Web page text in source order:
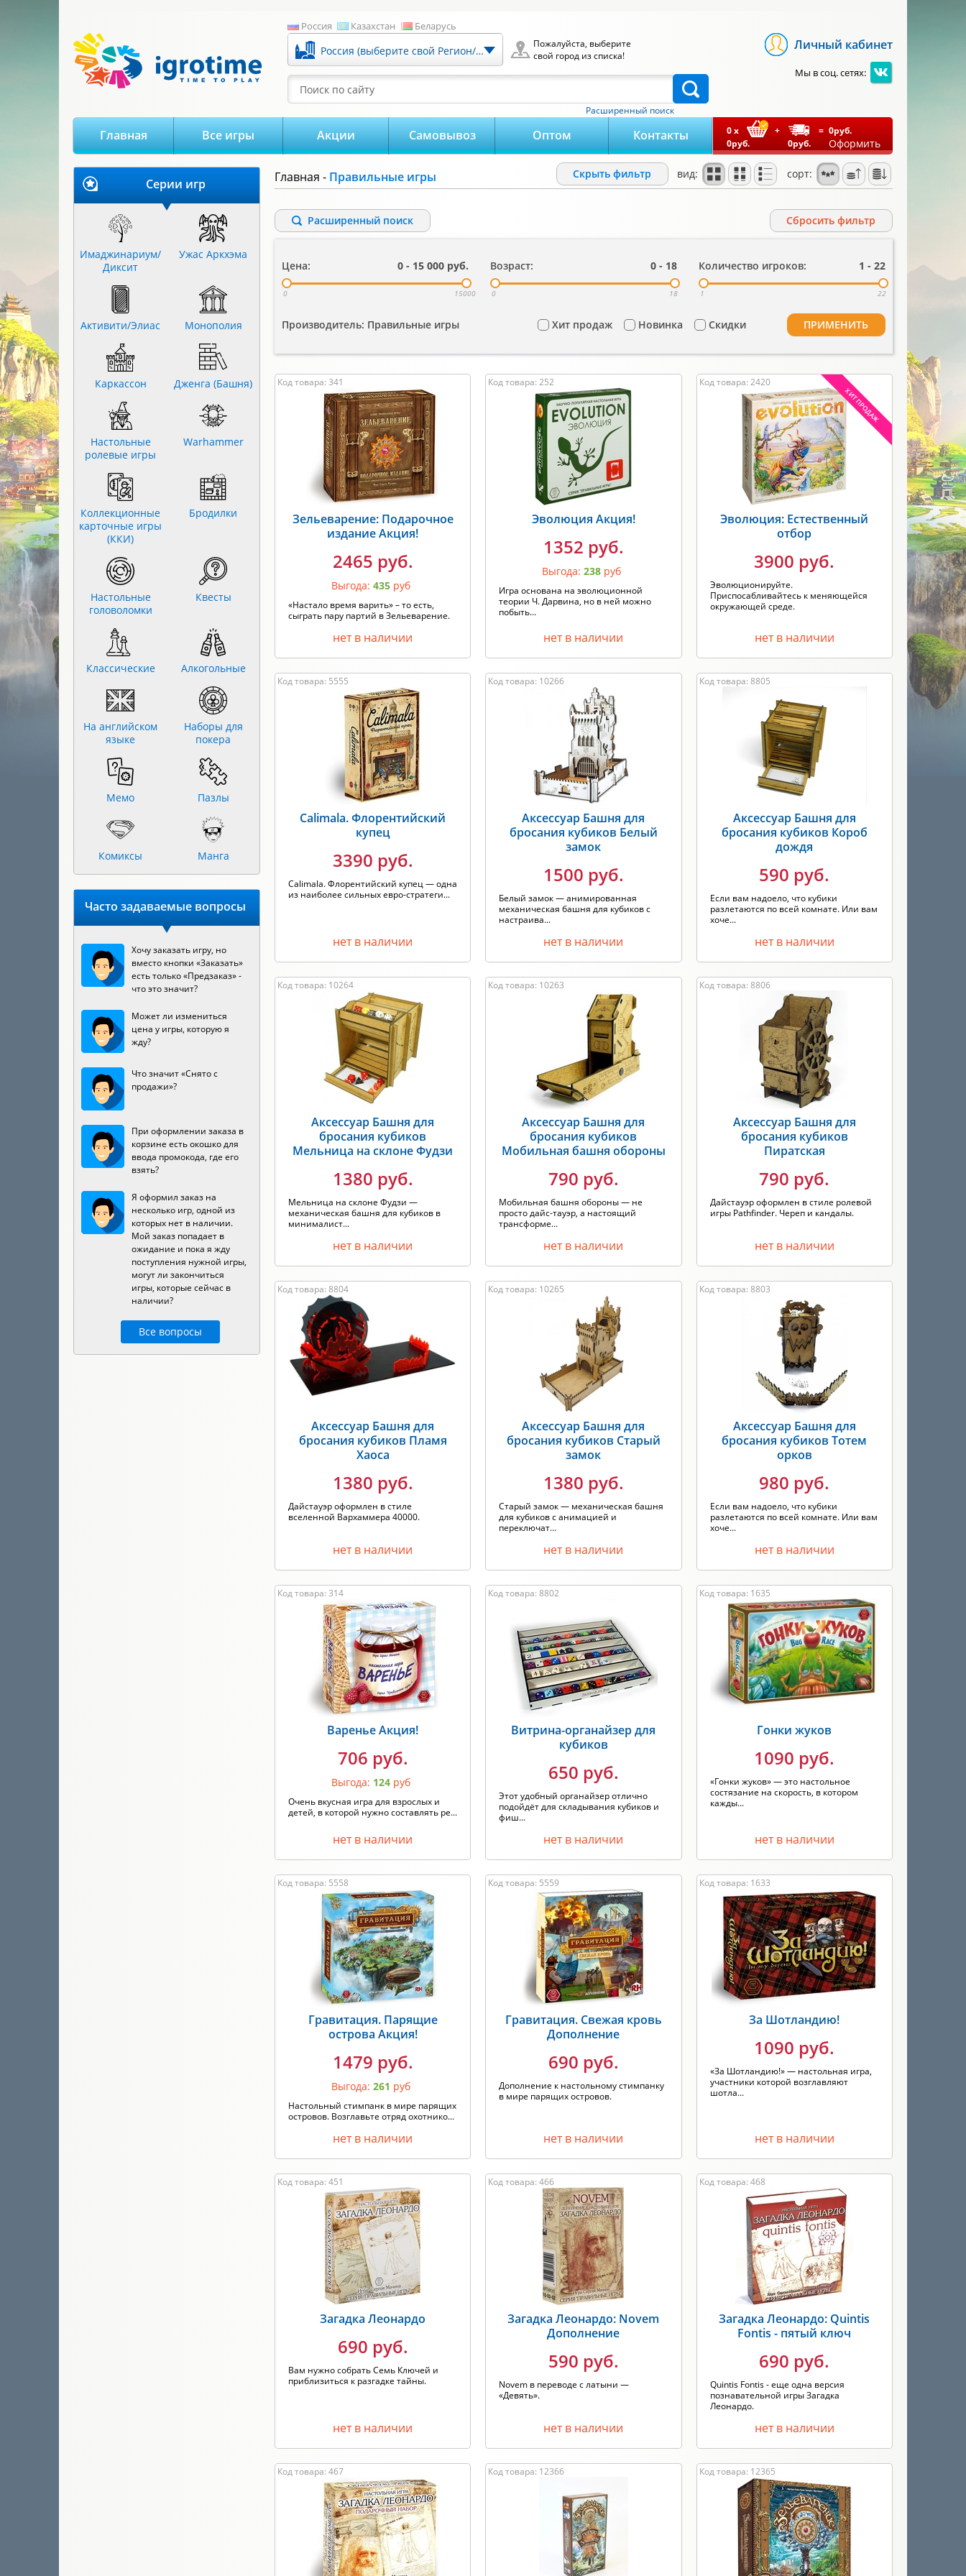
Россия Казахстан Беларусь
Россия (выберите свой Регион/Город)
Пожалуйста, выберите
свой город из списка!
Поиск по сайту
Расширенный поиск
Личный кабинет
Мы в соц. сетях:
Главная Все игры Акции Самовывоз Оптом Контакты 0x
0руб.
+
0руб.
= 0руб.
Оформить
Главная - Правильные игры
Расширенный поиск Cбросить фильтр
Цена: 0 - 15 000 руб.
0 15000
Возраст: 0 - 18
0 18
Количество игроков: 1 - 22
1 22
Хит продаж Новинка Скидки
Производитель: Правильные игры ПРИМЕНИТЬ
Cкрыть фильтр вид: сорт:
Код товара: 341
Зельеварение: Подарочное
издание Акция!
2465 руб.
Выгода: 435руб
«Настало время варить» – то есть,
сыграть пару партий в Зельеварение.
нет в наличии
Код товара: 252
Эволюция Акция!
1352 руб.
Выгода: 238руб
Игра основана на эволюционной
теории Ч. Дарвина, но в ней можно
побыть...
нет в наличии
Код товара: 2420
Эволюция: Естественный
отбор
3900 руб.
Эволюционируйте.
Приспосабливайтесь к меняющейся
окружающей среде.
нет в наличии
Код товара: 5555
Calimala. Флорентийский
купец
3390 руб.
Calimala. Флорентийский купец — одна
из наиболее сильных евро-стратеги...
нет в наличии
Код товара: 10266
Аксессуар Башня для
бросания кубиков Белый
замок
1500 руб.
Белый замок — анимированная
механическая башня для кубиков с
настраива...
нет в наличии
Код товара: 8805
Аксессуар Башня для
бросания кубиков Короб
дождя
590 руб.
Если вам надоело, что кубики
разлетаются по всей комнате. Или вам
хоче...
нет в наличии
Код товара: 10264
Аксессуар Башня для
бросания кубиков
Мельница на склоне Фудзи
1380 руб.
Мельница на склоне Фудзи —
механическая башня для кубиков в
минималист...
нет в наличии
Код товара: 10263
Аксессуар Башня для
бросания кубиков
Мобильная башня обороны
790 руб.
Мобильная башня обороны — не
просто дайс-тауэр, а настоящий
трансформе...
нет в наличии
Код товара: 8806
Аксессуар Башня для
бросания кубиков
Пиратская
790 руб.
Дайстауэр оформлен в стиле ролевой
игры Pathfinder. Череп и кандалы.
нет в наличии
Код товара: 8804
Аксессуар Башня для
бросания кубиков Пламя
Хаоса
1380 руб.
Дайстауэр оформлен в стиле
вселенной Вархаммера 40000.
нет в наличии
Код товара: 10265
Аксессуар Башня для
бросания кубиков Старый
замок
1380 руб.
Старый замок — механическая башня
для кубиков с анимацией и
переключат...
нет в наличии
Код товара: 8803
Аксессуар Башня для
бросания кубиков Тотем
орков
980 руб.
Если вам надоело, что кубики
разлетаются по всей комнате. Или вам
хоче...
нет в наличии
Код товара: 314
Варенье Акция!
706 руб.
Выгода: 124руб
Очень вкусная игра для взрослых и
детей, в которой нужно составлять ре...
нет в наличии
Код товара: 8802
Витрина-органайзер для
кубиков
650 руб.
Этот удобный органайзер отлично
подойдёт для складывания кубиков и
фиш...
нет в наличии
Код товара: 1635
Гонки жуков
1090 руб.
«Гонки жуков» — это настольное
состязание на скорость, в котором
кажды...
нет в наличии
Код товара: 5558
Гравитация. Парящие
острова Акция!
1479 руб.
Выгода: 261 руб
Настольный стимпанк в мире парящих
островов. Возглавьте отряд охотнико...
нет в наличии
Код товара: 5559
Гравитация. Свежая кровь
Дополнение
690 руб.
Дополнение к настольному стимпанку
в мире парящих островов.
нет в наличии
Код товара: 1633
За Шотландию!
1090 руб.
«За Шотландию!» — настольная игра,
участники которой возглавляют
шотла...
нет в наличии
Код товара: 451
Загадка Леонардо
690 руб.
Вам нужно собрать Семь Ключей и
приблизиться к разгадке тайны.
нет в наличии
Код товара: 466
Загадка Леонардо: Novem
Дополнение
590 руб.
Novem в переводе с латыни —
«Девять».
нет в наличии
Код товара: 468
Загадка Леонардо: Quintis
Fontis - пятый ключ
690 руб.
Quintis Fontis - еще одна версия
познавательной игры Загадка
Леонардо.
нет в наличии
Код товара: 467 Код товара: 12366 Код товара: 12365
Серии игр
Имаджинариум/
Диксит
Ужас Аркхэма
Активити/Элиас Монополия
Каркассон Дженга (Башня)
Настольные
ролевые игры
Warhammer
Коллекционные
карточные игры
(ККИ)
Бродилки
Настольные
головоломки
Квесты
Классические Алкогольные
На английском
языке
Наборы для
покера
Мемо Пазлы
Комиксы Манга
Часто задаваемые вопросы
Хочу заказать игру, но
вместо кнопки «Заказать»
есть только «Предзаказ» -
что это значит?
Может ли измениться
цена у игры, которую я
жду?
Что значит «Снято с
продажи»?
При оформлении заказа в
корзине есть окошко для
ввода промокода, где его
взять?
Я оформил заказ на
несколько игр, одной из
которых нет в наличии.
Мой заказ попадает в
ожидание и пока я жду
поступления нужной игры,
могут ли закончиться
игры, которые сейчас в
наличии?
Все вопросы